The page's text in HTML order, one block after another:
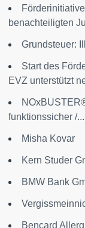
benachteiligten
Grundsteuer:
Start des
EVZ unterstützt
funktionssicher /...
Misha Kovar
Kern Studer
BMW Bank
Bencard